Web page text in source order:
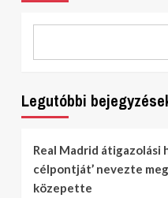
Legutóbbi
Real Madrid átigazolási
célpontját’ nevezte
közepette